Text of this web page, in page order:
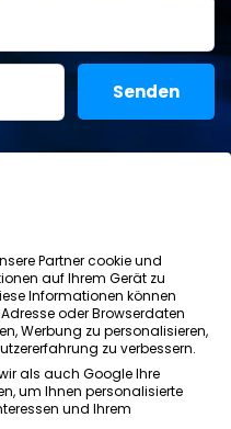
Datenschutzrichtlinie
AGB
Cookie-Richtlinie
Sicherheitsrichtlinie
Impressum
Partner cookie und
auf Ihrem Gerät zu
Informationen können
oder Browserdaten
Werbung zu personalisieren,
zu verbessern.
als auch Google Ihre
um Ihnen personalisierte
und Ihrem